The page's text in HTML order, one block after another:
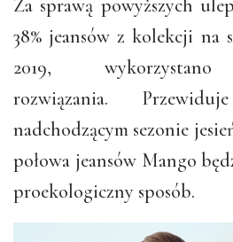
Za sprawą powyższych
38% jeansów z kolekcji na
2019, wykorzystano
rozwiązania.
nadchodzącym sezonie
połowa jeansów Mango
proekologiczny sposób.